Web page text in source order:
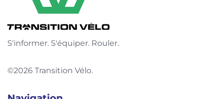
S'informer. S'équiper. Rouler.
©2026 Transition Vélo.